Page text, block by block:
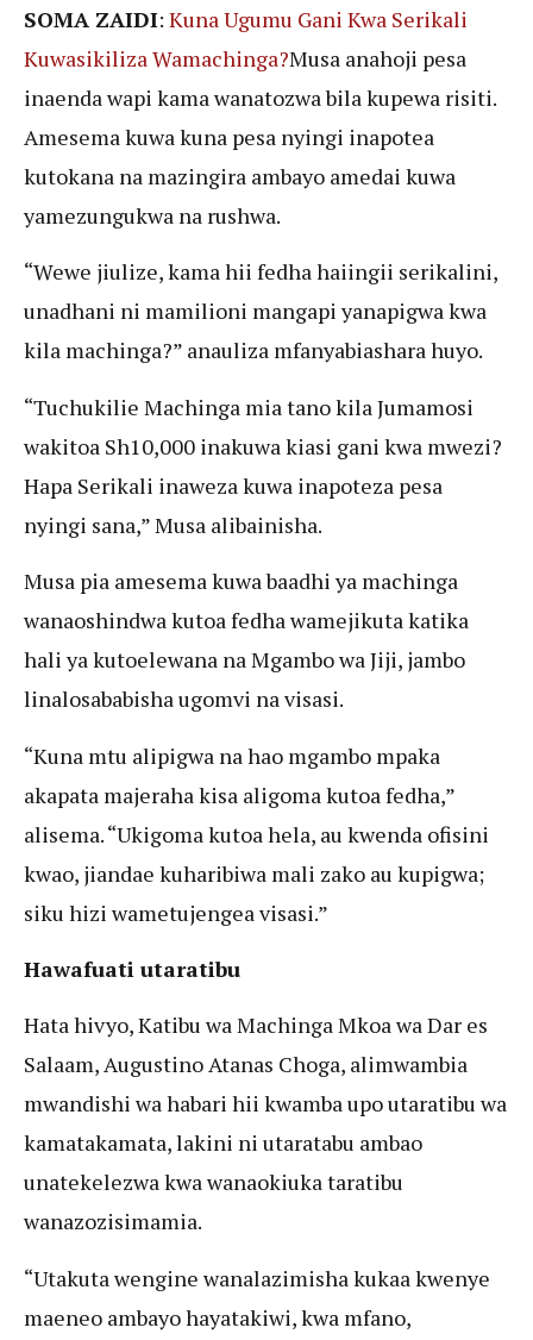
SOMA ZAIDI: Kuna Ugumu Gani Kwa Serikali
Kuwasikiliza Wamachinga?Musa anahoji pesa
inaenda wapi kama wanatozwa bila kupewa risiti.
Amesema kuwa kuna pesa nyingi inapotea
kutokana na mazingira ambayo amedai kuwa
yamezungukwa na rushwa.
“Wewe jiulize, kama hii fedha haiingii serikalini,
unadhani ni mamilioni mangapi yanapigwa kwa
kila machinga?” anauliza mfanyabiashara huyo.
“Tuchukilie Machinga mia tano kila Jumamosi
wakitoa Sh10,000 inakuwa kiasi gani kwa mwezi?
Hapa Serikali inaweza kuwa inapoteza pesa
nyingi sana,” Musa alibainisha.
Musa pia amesema kuwa baadhi ya machinga
wanaoshindwa kutoa fedha wamejikuta katika
hali ya kutoelewana na Mgambo wa Jiji, jambo
linalosababisha ugomvi na visasi.
“Kuna mtu alipigwa na hao mgambo mpaka
akapata majeraha kisa aligoma kutoa fedha,”
alisema. “Ukigoma kutoa hela, au kwenda ofisini
kwao, jiandae kuharibiwa mali zako au kupigwa;
siku hizi wametujengea visasi.”
Hawafuati utaratibu
Hata hivyo, Katibu wa Machinga Mkoa wa Dar es
Salaam, Augustino Atanas Choga, alimwambia
mwandishi wa habari hii kwamba upo utaratibu wa
kamatakamata, lakini ni utaratabu ambao
unatekelezwa kwa wanaokiuka taratibu
wanazozisimamia.
“Utakuta wengine wanalazimisha kukaa kwenye
maeneo ambayo hayatakiwi, kwa mfano,